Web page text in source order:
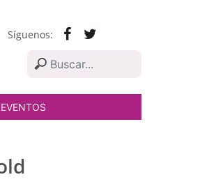
Síguenos: